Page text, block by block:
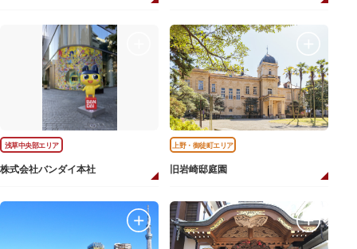
浅草中央部エリア
株式会社バンダイ本社
上野・御徒町エリア
旧岩崎邸庭園